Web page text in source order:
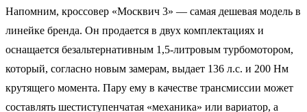
Напомним, кроссовер «Москвич 3» — самая дешевая модель в
линейке бренда. Он продается в двух комплектациях и
оснащается безальтернативным 1,5-литровым турбомотором,
который, согласно новым замерам, выдает 136 л.с. и 200 Нм
крутящего момента. Пару ему в качестве трансмиссии может
составлять шестиступенчатая «механика» или вариатор, а